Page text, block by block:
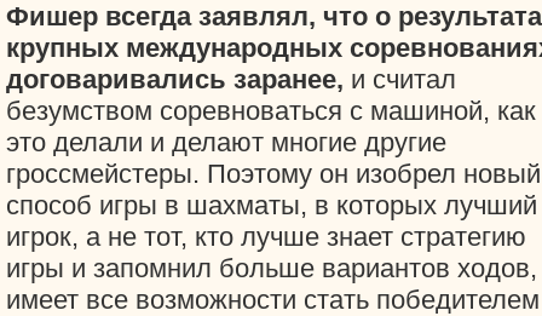
Фишер всегда заявлял, что о
крупных международных
договаривались заранее, и считал
безумством соревноваться с машиной, как
это делали и делают многие другие
гроссмейстеры. Поэтому он изобрел новый
способ игры в шахматы, в которых лучший
игрок, а не тот, кто лучше знает стратегию
игры и запомнил больше вариантов ходов,
имеет все возможности стать